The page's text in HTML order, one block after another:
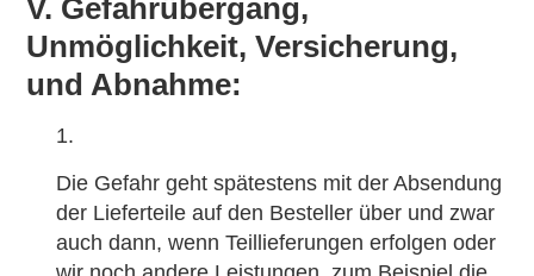
V. Gefahrübergang,
Unmöglichkeit, Versicherung,
und Abnahme:
Die Gefahr geht spätestens mit der Absendung
der Lieferteile auf den Besteller über und zwar
auch dann, wenn Teillieferungen erfolgen oder